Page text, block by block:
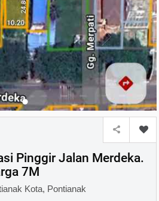
Pinggir Jalan Merdeka.
7M
Kota, Pontianak